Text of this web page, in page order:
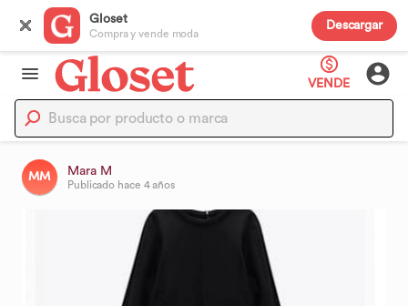
Gloset
Compra y vende moda
Descargar
VENDE
MM Mara M
Publicado hace 4 años